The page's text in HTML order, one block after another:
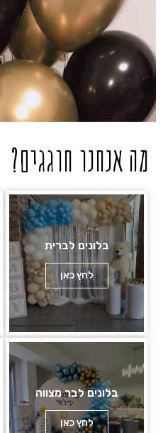
מה אנחנו חוגגים?
בלונים לברית
לחץ כאן
בלונים לבר מצווה
לחץ כאן